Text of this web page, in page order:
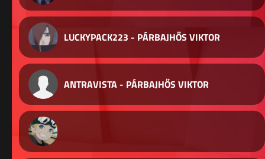
LUCKYPACK223 - PÁRBAJHŐS VIKTOR
ANTRAVISTA - PÁRBAJHŐS VIKTOR